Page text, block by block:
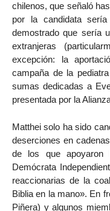
chilenos, que señaló
por la candidata
demostrado que sería
extranjeras
excepción: la
campaña de la
sumas dedicadas a
presentada por la
Matthei solo ha sido
deserciones en
de los que apoyaron
Demócrata
reaccionarias de la
Biblia en la mano». En
Piñera) y algunos